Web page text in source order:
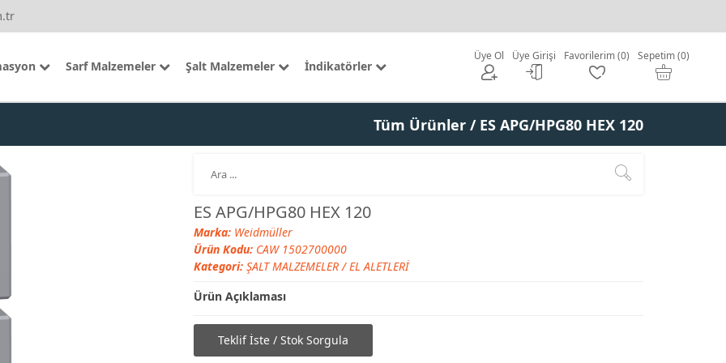
Sarf Malzemeler Şalt Malzemeler İndikatörler
Üye Ol Üye Girişi Favorilerim (0) Sepetim (0)
Tüm Ürünler / ES APG/HPG80 HEX 120
ES APG/HPG80 HEX 120
Marka: Weidmüller
Ürün Kodu: CAW 1502700000
Kategori: ŞALT MALZEMELER/EL ALETLERİ
Ürün Açıklaması
Teklif İste / Stok Sorgula